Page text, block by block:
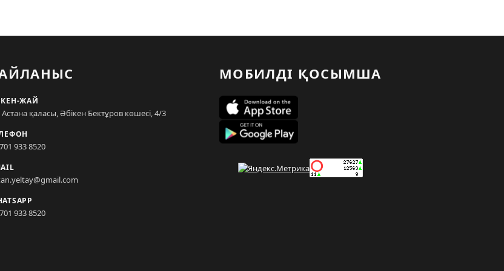
ЖАЙ
Астана қаласы, Әбікен Бектұров көшесі, 4/3
933 8520
933 8520
МОБИЛДІ ҚОСЫМША